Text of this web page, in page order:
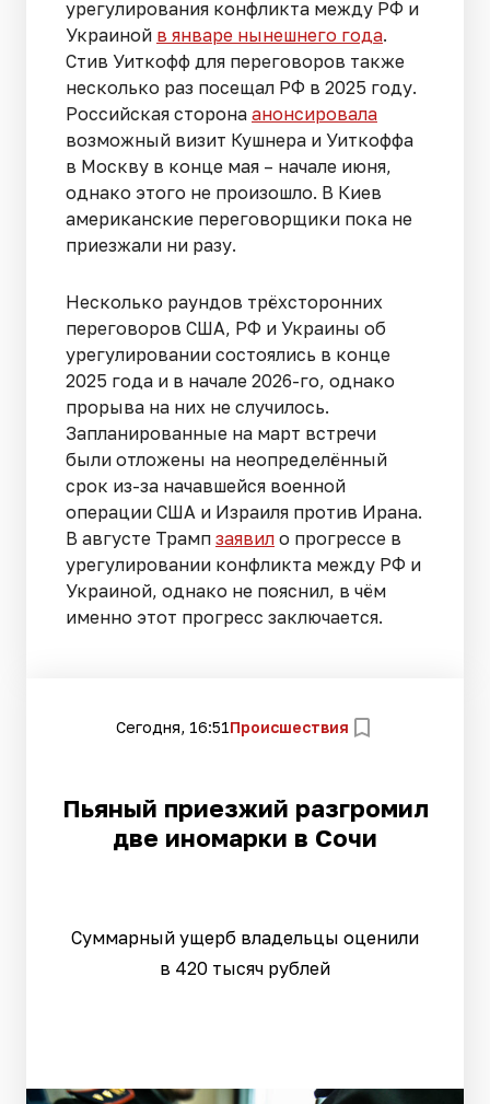
урегулирования конфликта между РФ и
Украиной в январе нынешнего года.
Стив Уиткофф для переговоров также
несколько раз посещал РФ в 2025 году.
Российская сторона анонсировала
возможный визит Кушнера и Уиткоффа
в Москву в конце мая – начале июня,
однако этого не произошло. В Киев
американские переговорщики пока не
приезжали ни разу.
Несколько раундов трёхсторонних
переговоров США, РФ и Украины об
урегулировании состоялись в конце
2025 года и в начале 2026-го, однако
прорыва на них не случилось.
Запланированные на март встречи
были отложены на неопределённый
срок из-за начавшейся военной
операции США и Израиля против Ирана.
В августе Трамп заявил о прогрессе в
урегулировании конфликта между РФ и
Украиной, однако не пояснил, в чём
именно этот прогресс заключается.
Сегодня, 16:51Происшествия
Пьяный приезжий разгромил
две иномарки в Сочи
Суммарный ущерб владельцы оценили
в 420 тысяч рублей